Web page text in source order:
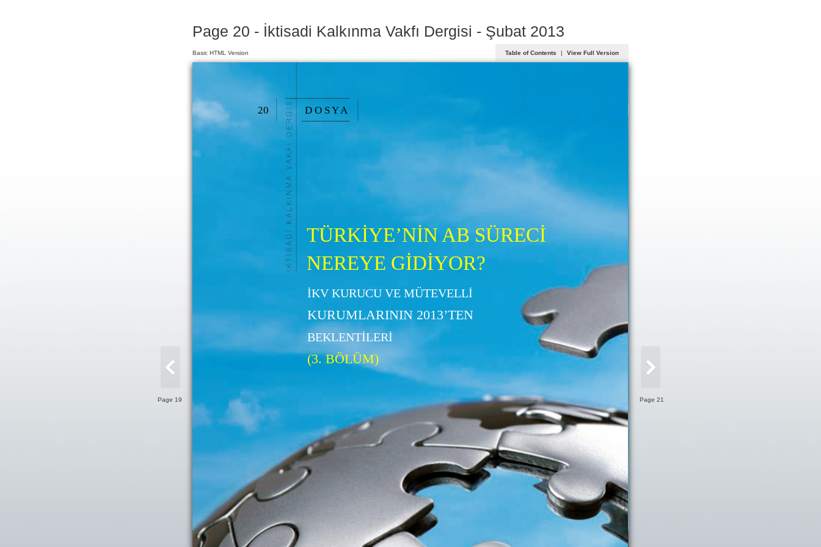
Page 20 - İktisadi Kalkınma Vakfı Dergisi - Şubat 2013
Basic HTML Version Table of Contents | View Full Version
D O S Y A
20
TÜRKİYE’NİN AB SÜRECİ
NEREYE GİDİYOR?
İKV KURUCU VE MÜTEVELLİ
KURUMLARININ 2013’TEN
BEKLENTİLERİ
(3. BÖLÜM)
Page 21
Page 19